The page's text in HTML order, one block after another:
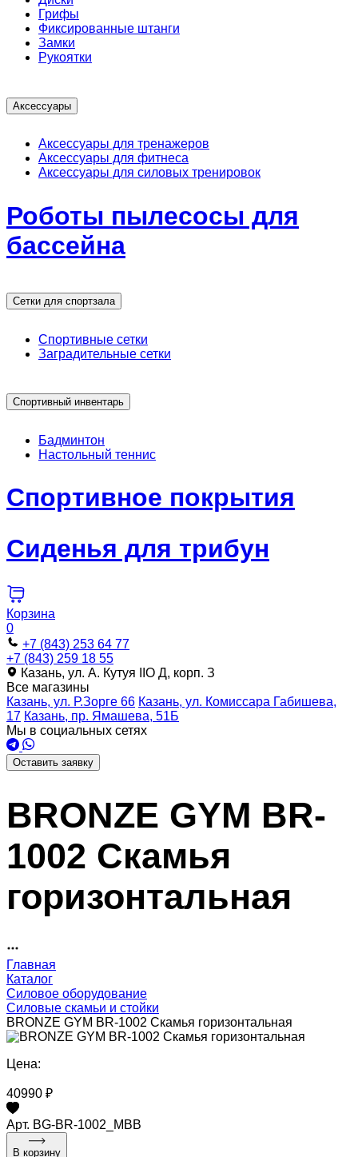
Грифы
Фиксированные штанги
Замки
Рукоятки
Аксессуары
Аксессуары для тренажеров
Аксессуары для фитнеса
Аксессуары для силовых тренировок
Роботы пылесосы для
бассейна
Сетки для спортзала
Спортивные сетки
Заградительные сетки
Спортивный инвентарь
Бадминтон
Настольный теннис
Спортивное покрытия
Сиденья для трибун
Корзина
0
+7 (843) 253 64 77
+7 (843) 259 18 55
Казань, ул. А. Кутуя IIO Д, корп. З
Все магазины
Казань, ул. Р.Зорге 66 Казань, ул. Комиссара Габишева,
17 Казань, пр. Ямашева, 51Б
Мы в социальных сетях
Оставить заявку
BRONZE GYM BR-
1002 Скамья
горизонтальная
Главная
Каталог
Силовое оборудование
Силовые скамьи и стойки
BRONZE GYM BR-1002 Скамья горизонтальная
Цена:
40990 ₽
Арт. BG-BR-1002_MBB
В корзину